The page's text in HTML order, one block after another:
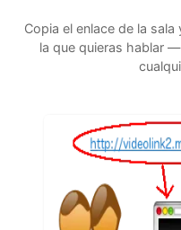
Copia el enlace de la
la que quieras hablar